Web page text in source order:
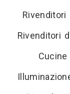
Rivenditori
Cucine